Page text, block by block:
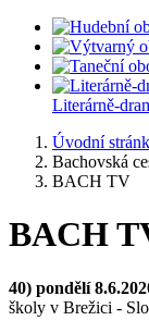
Literárně-
Úvodní
Bachovská
BACH TV
BACH
40) pondělí
školy v Brežici -